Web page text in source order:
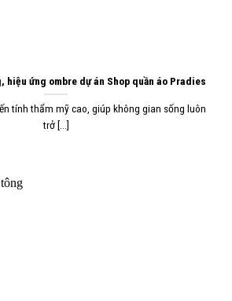
hiệu ứng ombre dự án Shop quần áo Pradies
tính thẩm mỹ cao, giúp không gian sống luôn
trở [...]